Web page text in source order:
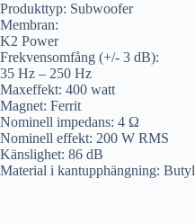
Produkttyp: Subwoofer
Membran:
K2 Power
Frekvensomfång (+/- 3 dB):
35 Hz – 250 Hz
Maxeffekt: 400 watt
Magnet: Ferrit
Nominell impedans: 4 Ω
Nominell effekt: 200 W RMS
Känslighet: 86 dB
Material i kantupphängning: Butyl